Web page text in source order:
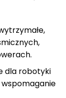
dla robotyki
wspomaganie